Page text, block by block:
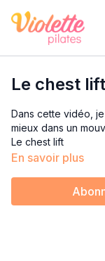
Le chest lift
Dans cette vidéo,
mieux dans un
Le chest lift
hyper pressions
En savoir plus